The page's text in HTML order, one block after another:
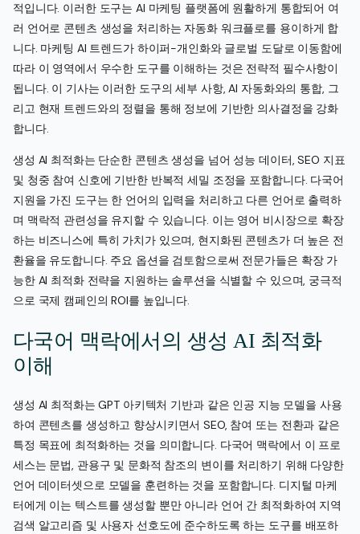
적입니다. 이러한 도구는 AI 마케팅 플랫폼에 원활하게 통합되어 여
러 언어로 콘텐츠 생성을 처리하는 자동화 워크플로를 용이하게 합
니다. 마케팅 AI 트렌드가 하이퍼-개인화와 글로벌 도달로 이동함에
따라 이 영역에서 우수한 도구를 이해하는 것은 전략적 필수사항이
됩니다. 이 기사는 이러한 도구의 세부 사항, AI 자동화와의 통합, 그
리고 현재 트렌드와의 정렬을 통해 정보에 기반한 의사결정을 강화
합니다.
생성 AI 최적화는 단순한 콘텐츠 생성을 넘어 성능 데이터, SEO 지표
및 청중 참여 신호에 기반한 반복적 세밀 조정을 포함합니다. 다국어
지원을 가진 도구는 한 언어의 입력을 처리하고 다른 언어로 출력하
며 맥락적 관련성을 유지할 수 있습니다. 이는 영어 비시장으로 확장
하는 비즈니스에 특히 가치가 있으며, 현지화된 콘텐츠가 더 높은 전
환율을 유도합니다. 주요 옵션을 검토함으로써 전문가들은 확장 가
능한 AI 최적화 전략을 지원하는 솔루션을 식별할 수 있으며, 궁극적
으로 국제 캠페인의 ROI를 높입니다.
다국어 맥락에서의 생성 AI 최적화
이해
생성 AI 최적화는 GPT 아키텍처 기반과 같은 인공 지능 모델을 사용
하여 콘텐츠를 생성하고 향상시키면서 SEO, 참여 또는 전환과 같은
특정 목표에 최적화하는 것을 의미합니다. 다국어 맥락에서 이 프로
세스는 문법, 관용구 및 문화적 참조의 변이를 처리하기 위해 다양한
언어 데이터셋으로 모델을 훈련하는 것을 포함합니다. 디지털 마케
터에게 이는 텍스트를 생성할 뿐만 아니라 언어 간 최적화하여 지역
검색 알고리즘 및 사용자 선호도에 준수하도록 하는 도구를 배포하